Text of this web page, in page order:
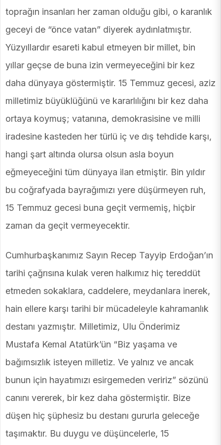
toprağın insanları her zaman olduğu gibi, o karanlık
geceyi de “önce vatan” diyerek aydınlatmıştır.
Yüzyıllardır esareti kabul etmeyen bir millet, bin
yıllar geçse de buna izin vermeyeceğini bir kez
daha dünyaya göstermiştir. 15 Temmuz gecesi, aziz
milletimiz büyüklüğünü ve kararlılığını bir kez daha
ortaya koymuş; vatanına, demokrasisine ve milli
iradesine kasteden her türlü iç ve dış tehdide karşı,
hangi şart altında olursa olsun asla boyun
eğmeyeceğini tüm dünyaya ilan etmiştir. Bin yıldır
bu coğrafyada bayrağımızı yere düşürmeyen ruh,
15 Temmuz gecesi buna geçit vermemiş, hiçbir
zaman da geçit vermeyecektir.
Cumhurbaşkanımız Sayın Recep Tayyip Erdoğan’ın
tarihi çağrısına kulak veren halkımız hiç tereddüt
etmeden sokaklara, caddelere, meydanlara inerek,
hain ellere karşı tarihi bir mücadeleyle kahramanlık
destanı yazmıştır. Milletimiz, Ulu Önderimiz
Mustafa Kemal Atatürk’ün “Biz yaşama ve
bağımsızlık isteyen milletiz. Ve yalnız ve ancak
bunun için hayatımızı esirgemeden veririz” sözünü
canını vererek, bir kez daha göstermiştir. Bize
düşen hiç şüphesiz bu destanı gururla geleceğe
taşımaktır. Bu duygu ve düşüncelerle, 15